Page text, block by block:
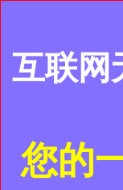
互联网
您的